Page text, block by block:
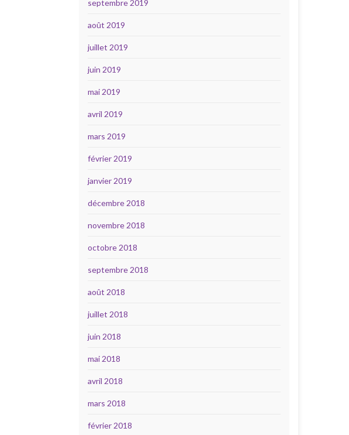
septembre 2019
août 2019
juillet 2019
juin 2019
mai 2019
avril 2019
mars 2019
février 2019
janvier 2019
décembre 2018
novembre 2018
octobre 2018
septembre 2018
août 2018
juillet 2018
juin 2018
mai 2018
avril 2018
mars 2018
février 2018